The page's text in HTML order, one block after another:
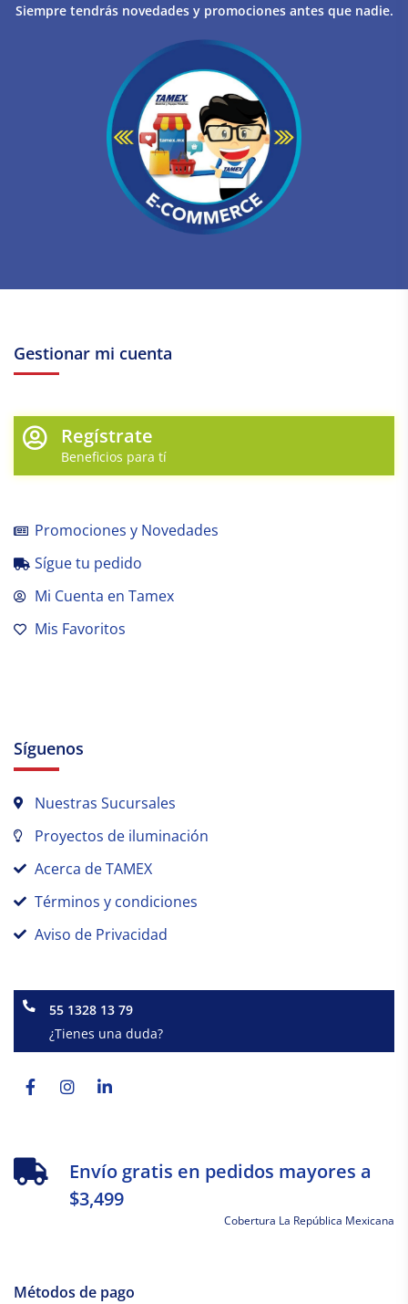
Siempre tendrás novedades y promociones antes que nadie.
Gestionar mi cuenta
Regístrate
Beneficios para tí
Promociones y Novedades
Sígue tu pedido
Mi Cuenta en Tamex
Mis Favoritos
Síguenos
Nuestras Sucursales
Proyectos de iluminación
Acerca de TAMEX
Términos y condiciones
Aviso de Privacidad
55 1328 13 79
¿Tienes una duda?
f
Envío gratis en pedidos mayores a
$3,499
Cobertura La República Mexicana
Métodos de pago